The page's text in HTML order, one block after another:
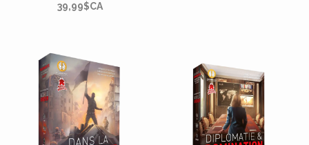
d'ouvriers, un tableau de
améliore une action pour
vous et plusieurs autres
changements
39,99$CA